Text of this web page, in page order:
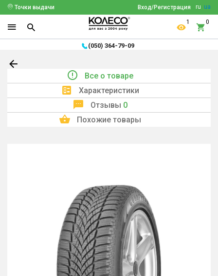
ru ua
Вход/Регистрация
Точки выдачи
1 0
(050) 364-79-09
Все о товаре
Характеристики
Отзывы 0
Похожие товары